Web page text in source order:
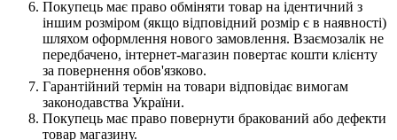
Покупець має право обміняти товар на ідентичний з
іншим розміром (якщо відповідний розмір є в наявності)
шляхом оформлення нового замовлення. Взаємозалік не
передбачено, інтернет-магазин повертає кошти клієнту
за повернення обов'язково.
Гарантійний термін на товари відповідає вимогам
законодавства України.
Покупець має право повернути бракований або дефекти
товар магазину.